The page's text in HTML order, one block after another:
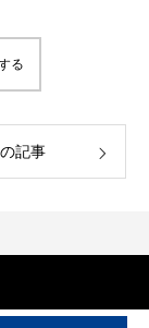
る
記事